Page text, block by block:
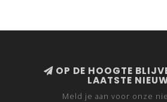
OP DE HOOGTE
LAATSTE
Meld je aan voor onze